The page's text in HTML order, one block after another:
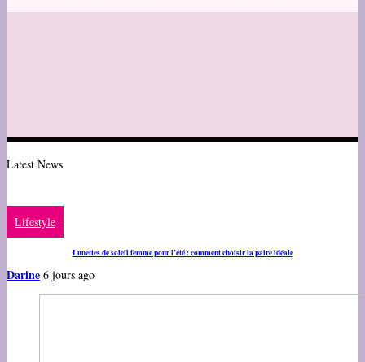
Latest News
Lifestyle
Lunettes de soleil femme pour l’été : comment choisir la paire idéale
Darine 6 jours ago